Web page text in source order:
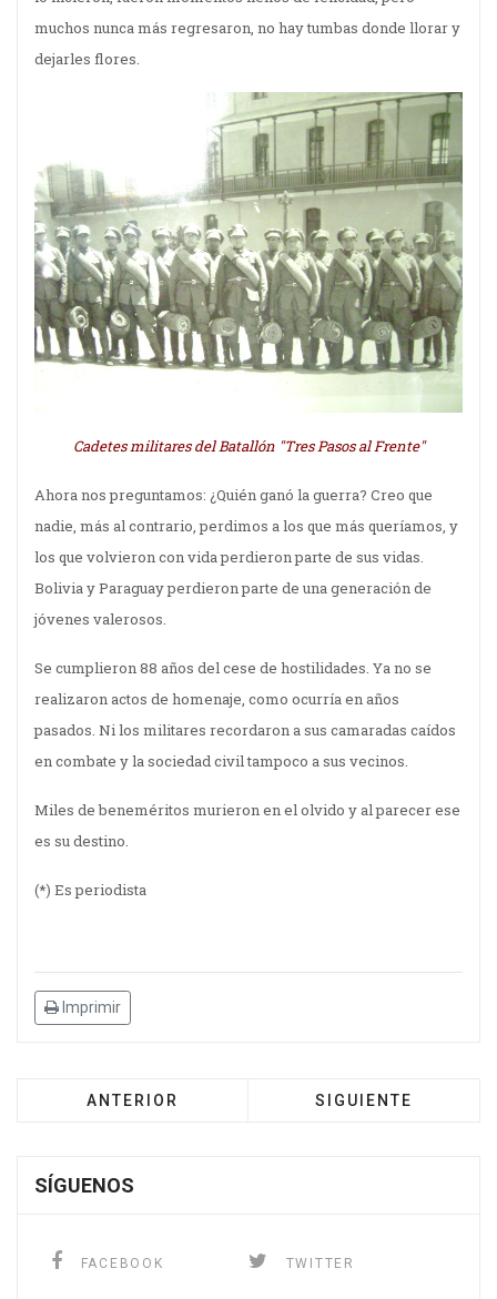
muchos nunca más regresaron, no hay tumbas donde llorar y
dejarles flores.
Cadetes militares del Batallón "Tres Pasos al Frente"
Ahora nos preguntamos: ¿Quién ganó la guerra? Creo que
nadie, más al contrario, perdimos a los que más queríamos, y
los que volvieron con vida perdieron parte de sus vidas.
Bolivia y Paraguay perdieron parte de una generación de
jóvenes valerosos.
Se cumplieron 88 años del cese de hostilidades. Ya no se
realizaron actos de homenaje, como ocurría en años
pasados. Ni los militares recordaron a sus camaradas caídos
en combate y la sociedad civil tampoco a sus vecinos.
Miles de beneméritos murieron en el olvido y al parecer ese
es su destino.
(*) Es periodista
Imprimir
ANTERIOR SIGUIENTE
SÍGUENOS
FACEBOOK TWITTER